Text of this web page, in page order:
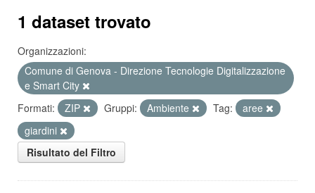
1 dataset trovato
Organizzazioni:
Comune di Genova - Direzione Tecnologie Digitalizzazione
e Smart City
Formati:
ZIP Gruppi: Ambiente Tag:
aree
giardini
Risultato del Filtro